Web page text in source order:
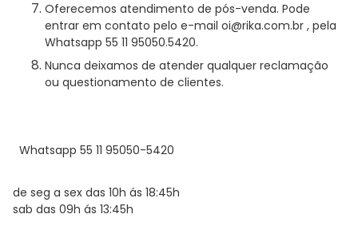
Oferecemos atendimento de pós-venda. Pode
entrar em contato pelo e-mail oi@rika.com.br , pela
Whatsapp 55 11 95050.5420.
Nunca deixamos de atender qualquer reclamação
ou questionamento de clientes.
Whatsapp 55 11 95050-5420
de seg a sex das 10h ás 18:45h
sab das 09h ás 13:45h